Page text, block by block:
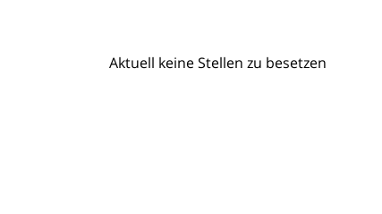
Aktuell keine Stellen zu besetzen